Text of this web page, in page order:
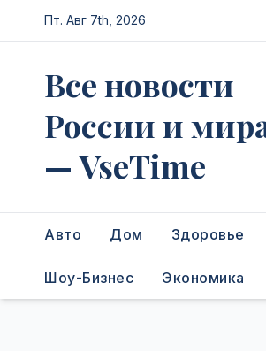
Перейти
к
Пт. Авг 7th, 2026
Все новости
России и
— VseTime
Авто Дом Здоровье
Шоу-Бизнес Экономика